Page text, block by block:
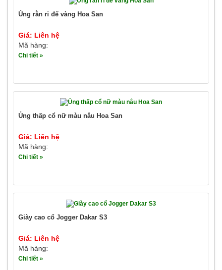
Ủng rằn ri đế vàng Hoa San
Giá: Liên hệ
Mã hàng:
Chi tiết »
Ủng thấp cổ nữ màu nâu Hoa San
Giá: Liên hệ
Mã hàng:
Chi tiết »
Giày cao cổ Jogger Dakar S3
Giá: Liên hệ
Mã hàng:
Chi tiết »